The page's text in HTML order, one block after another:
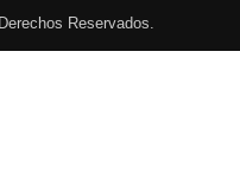
Reservados.